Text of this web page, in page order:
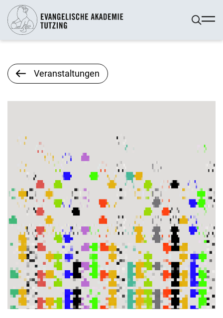
Veranstaltungen